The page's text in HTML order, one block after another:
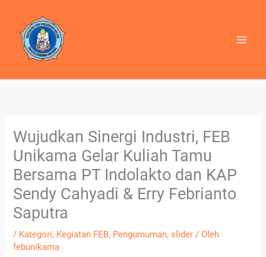
konten
Wujudkan Sinergi Industri, FEB
Unikama Gelar Kuliah Tamu
Bersama PT Indolakto dan KAP
Sendy Cahyadi & Erry Febrianto
Saputra
/ Kategori, Kegiatan FEB, Pengumuman,slider / Oleh
febunikama